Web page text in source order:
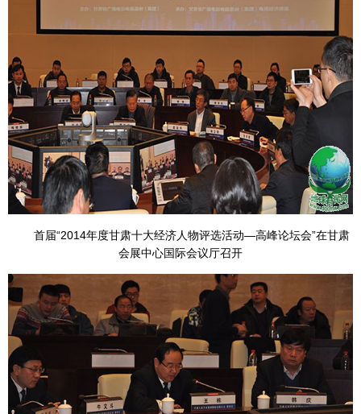
首届“2014年度甘肃十大经济人物评选活动—高峰论坛会”在甘肃
会展中心国际会议厅召开